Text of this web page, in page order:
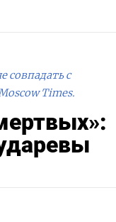
совпадать с
Times.